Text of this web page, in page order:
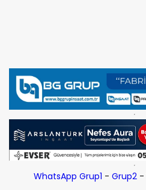
WhatsApp Grup1 - Grup2-